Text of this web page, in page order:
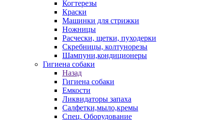
Когтерезы
Краски
Машинки для стрижки
Ножницы
Расчески, щетки, пуходерки
Скребницы, колтунорезы
Шампуни,кондиционеры
Гигиена собаки
Назад
Гигиена собаки
Емкости
Ликвидаторы запаха
Салфетки,мыло,кремы
Спец. Оборудование